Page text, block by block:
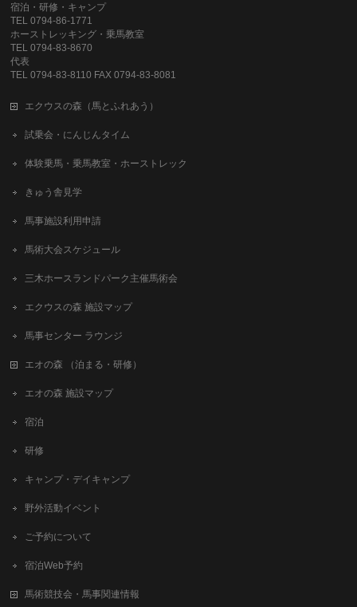
宿泊・研修・キャンプ
TEL 0794-86-1771
ホーストレッキング・乗馬教室
TEL 0794-83-8670
代表
TEL 0794-83-8110 FAX 0794-83-8081
エクウスの森（馬とふれあう）
試乗会・にんじんタイム
体験乗馬・乗馬教室・ホーストレック
きゅう舎見学
馬事施設利用申請
馬術大会スケジュール
三木ホースランドパーク主催馬術会
エクウスの森 施設マップ
馬事センター ラウンジ
エオの森 （泊まる・研修）
エオの森 施設マップ
宿泊
研修
キャンプ・デイキャンプ
野外活動イベント
ご予約について
宿泊Web予約
馬術競技会・馬事関連情報